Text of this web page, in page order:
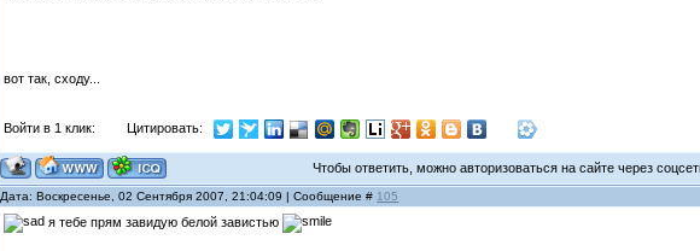
вот так, сходу...
Войти в 1 клик: Цитировать:
Чтобы ответить, можно авторизоваться на сайте через
Дата: Воскресенье, 02 Сентября 2007, 21:04:09 | Сообщение # 105
я тебе прям завидую белой завистью